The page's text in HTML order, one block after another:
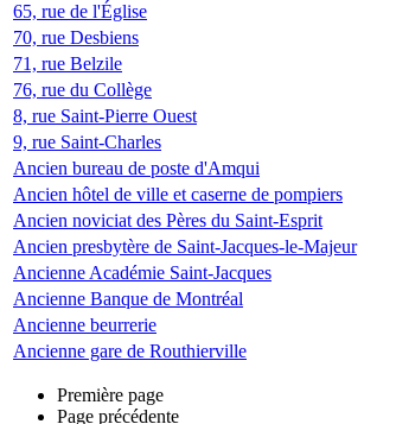
65, rue de l'Église
70, rue Desbiens
71, rue Belzile
76, rue du Collège
8, rue Saint-Pierre Ouest
9, rue Saint-Charles
Ancien bureau de poste d'Amqui
Ancien hôtel de ville et caserne de pompiers
Ancien noviciat des Pères du Saint-Esprit
Ancien presbytère de Saint-Jacques-le-Majeur
Ancienne Académie Saint-Jacques
Ancienne Banque de Montréal
Ancienne beurrerie
Ancienne gare de Routhierville
Première page
Page précédente